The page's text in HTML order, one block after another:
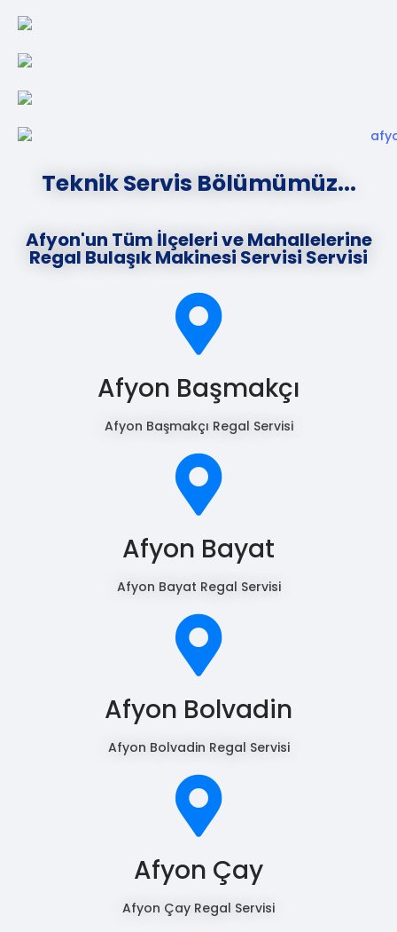
Teknik Servis Bölümümüz...
Afyon'un Tüm İlçeleri ve Mahallelerine
Regal Bulaşık Makinesi Servisi Servisi
Afyon Başmakçı
Afyon Başmakçı Regal Servisi
Afyon Bayat
Afyon Bayat Regal Servisi
Afyon Bolvadin
Afyon Bolvadin Regal Servisi
Afyon Çay
Afyon Çay Regal Servisi